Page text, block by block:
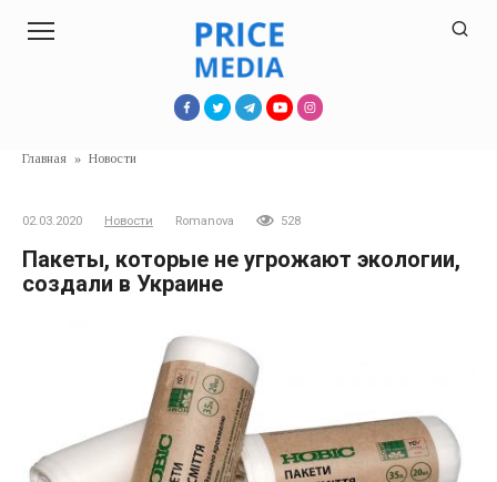
Главная » Новости
02.03.2020 Новости Romanova 528
Пакеты, которые не угрожают экологии,
создали в Украине